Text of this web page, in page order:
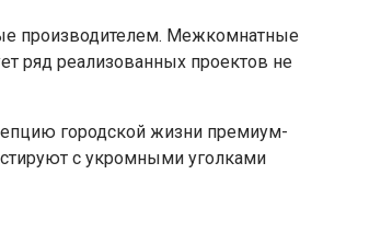
производителем. Межкомнатные
ряд реализованных проектов не
городской жизни премиум-
с укромными уголками